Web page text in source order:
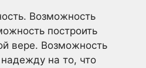
Возможность
построить
вере. Возможность
на то, что